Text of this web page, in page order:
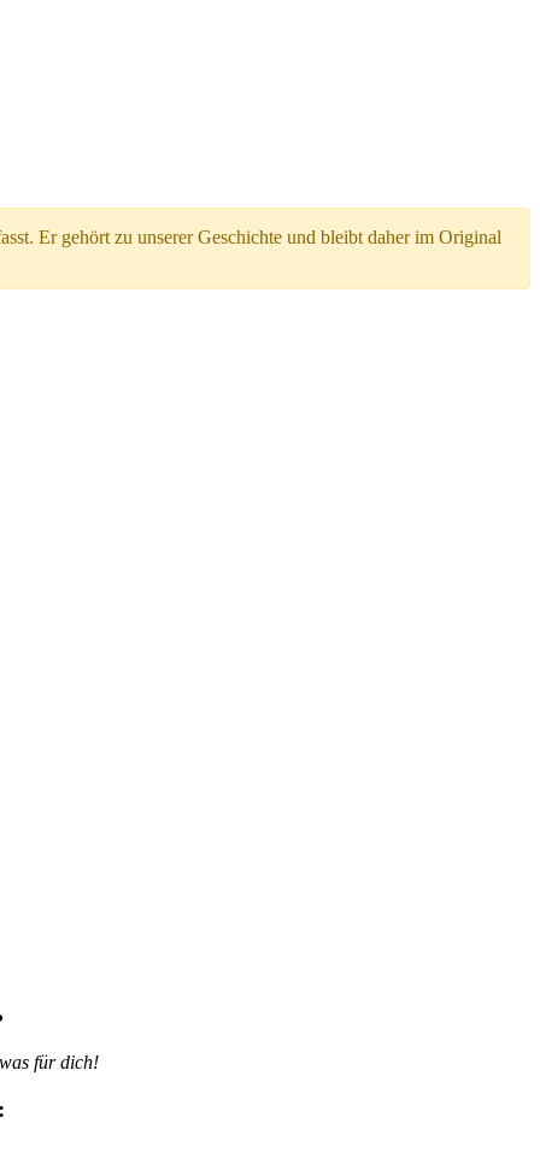
Er gehört zu unserer Geschichte und bleibt daher im Original
für dich!